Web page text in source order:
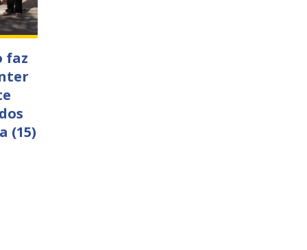
faz
(15)